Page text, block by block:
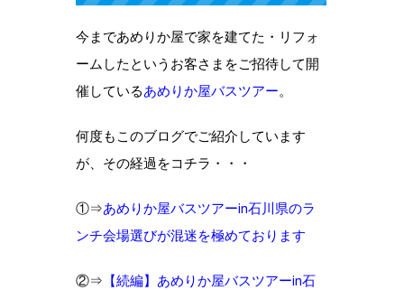
今まであめりか屋で家を建てた・リフォ
ームしたというお客さまをご招待して開
催しているあめりか屋バスツアー。
何度もこのブログでご紹介しています
が、その経過をコチラ・・・
①⇒あめりか屋バスツアーin石川県のラ
ンチ会場選びが混迷を極めております
②⇒ 【続編】あめりか屋バスツアーin石